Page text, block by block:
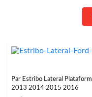
Par Estribo Lateral
2013 2014 2015 2016